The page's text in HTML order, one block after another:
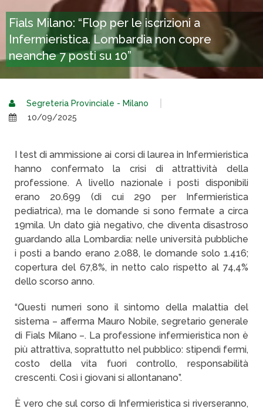
Fials Milano: “Flop per le iscrizioni a
Infermieristica. Lombardia non copre
neanche 7 posti su 10”
Segreteria Provinciale - Milano
10/09/2025
I test di ammissione ai corsi di laurea in Infermieristica
hanno confermato la crisi di attrattività della
professione. A livello nazionale i posti disponibili
erano 20.699 (di cui 290 per Infermieristica
pediatrica), ma le domande si sono fermate a circa
19mila. Un dato già negativo, che diventa disastroso
guardando alla Lombardia: nelle università pubbliche
i posti a bando erano 2.088, le domande solo 1.416;
copertura del 67,8%, in netto calo rispetto al 74,4%
dello scorso anno.
“Questi numeri sono il sintomo della malattia del
sistema – afferma Mauro Nobile, segretario generale
di Fials Milano –. La professione infermieristica non è
più attrattiva, soprattutto nel pubblico: stipendi fermi,
costo della vita fuori controllo, responsabilità
crescenti. Così i giovani si allontanano”.
È vero che sul corso di Infermieristica si riverseranno,